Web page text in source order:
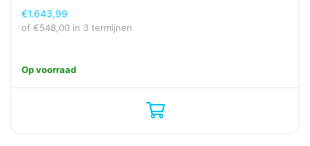
€1.643,99
of €548,00 in 3 termijnen
Op voorraad